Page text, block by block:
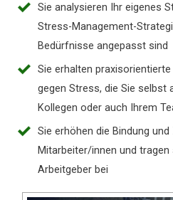
Sie analysieren Ihr eigenes
Stress-Management-
Bedürfnisse angepasst sind
Sie erhalten
gegen Stress, die Sie selbst
Kollegen oder auch Ihrem
Sie erhöhen die Bindung
Mitarbeiter/innen und
Arbeitgeber bei